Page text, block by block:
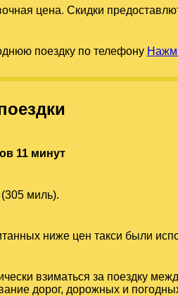
цена. Скидки
поездку по телефону
11 минут
(305 миль).
ниже цен такси были
взиматься за поездку
дорог, дорожных и